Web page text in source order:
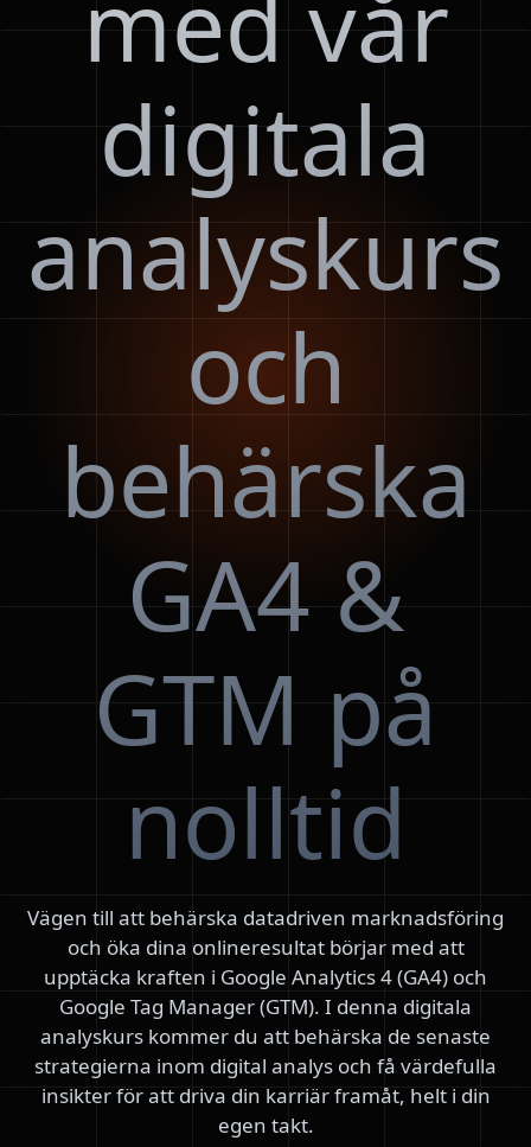
digitala
analyskurs
och
behärska
GA4 &
GTM på
nolltid
Vägen till att behärska datadriven marknadsföring
och öka dina onlineresultat börjar med att
upptäcka kraften i Google Analytics 4 (GA4) och
Google Tag Manager (GTM). I denna digitala
analyskurs kommer du att behärska de senaste
strategierna inom digital analys och få värdefulla
insikter för att driva din karriär framåt, helt i din
egen takt.